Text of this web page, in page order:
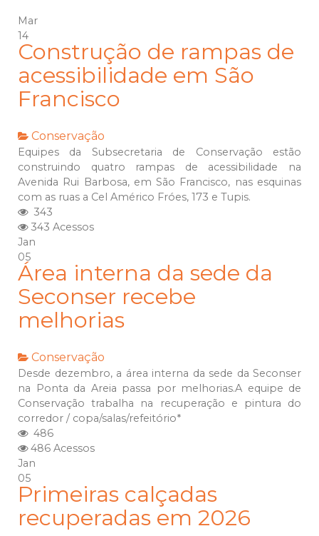
Mar
14
Construção de rampas de
acessibilidade em São
Francisco
Conservação
Equipes da Subsecretaria de Conservação estão
construindo quatro rampas de acessibilidade na
Avenida Rui Barbosa, em São Francisco, nas esquinas
com as ruas a Cel Américo Fróes, 173 e Tupis.
343
343 Acessos
Jan
05
Área interna da sede da
Seconser recebe
melhorias
Conservação
Desde dezembro, a área interna da sede da Seconser
na Ponta da Areia passa por melhorias.A equipe de
Conservação trabalha na recuperação e pintura do
corredor / copa/salas/refeitório*
486
486 Acessos
Jan
05
Primeiras calçadas
recuperadas em 2026